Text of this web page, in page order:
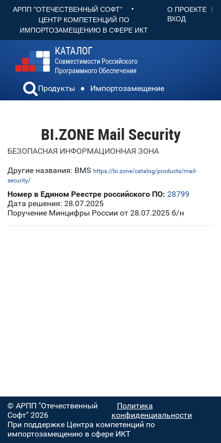
АРПП "ОТЕЧЕСТВЕННЫЙ СОФТ" •
ЦЕНТР КОМПЕТЕНЦИЙ ПО
ИМПОРТОЗАМЕЩЕНИЮ В СФЕРЕ ИКТ
О ПРОЕКТЕ
ВХОД
КАТАЛОГ
Совместимости Российского
Программного Обеспечения
Продукты Импортозамещение
BI.ZONE Mail Security
БЕЗОПАСНАЯ ИНФОРМАЦИОННАЯ ЗОНА
Другие названия: BMS https://bi.zone/catalog/products/mail-
security/
Номер в Едином Реестре российского ПО: 28799
Дата решения: 28.07.2025
Поручение Минцифры России от 28.07.2025 б/н
© АРПП "Отечественный
Софт" 2026
Политика
конфиденциальности
При поддержке Центра компетенций по
импортозамещению в сфере ИКТ